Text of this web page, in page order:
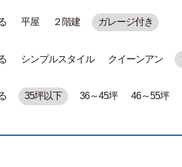
平屋 ２階建 ガレージ付き
シンプルスタイル クイーンアン
35坪以下 36～45坪 46～55坪